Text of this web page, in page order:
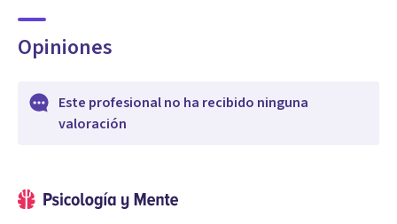
Opiniones
Este profesional no ha recibido ninguna
valoración